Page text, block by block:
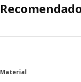
Material